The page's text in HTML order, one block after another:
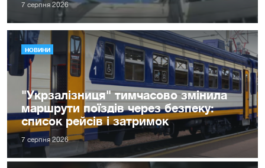
7 серпня 2026
НОВИНИ
"Укрзалізниця" тимчасово змінила
маршрути поїздів через безпеку:
список рейсів і затримок
7 серпня 2026